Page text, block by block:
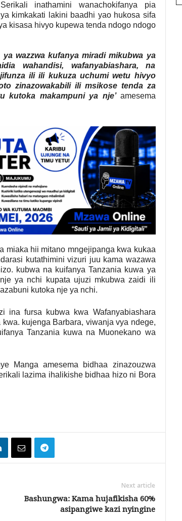
inathamini wanachokifanya pia
kimkakati lakini baadhi yao hukosa sifa
kisasa hivyo kupewa tenda ndogo ndogo
wazzwa kufanya miradi mikubwa ya
wahandisi, wafanyabiashara, na
ili ili kukuza uchumi wetu hivyo
zinazowakabili ili msikose tenda za
kutoka makampuni ya nje’ amesema
miaka hii mitano mngejipanga kwa kukaa
kutathimini vizuri juu kama wazawa
kubwa na kuifanya Tanzania kuwa ya
ya nchi kupata ujuzi mkubwa zaidi ili
kutoka nje ya nchi.
ina fursa kubwa kwa Wafanyabiashara
kujenga Barbara, viwanja vya ndege,
Tanzania kuwa na Muonekano wa
Manga amesema bidhaa zinazouzwa
lazima ihalikishe bidhaa hizo ni Bora
Next article
Bashungwa: Kama hujafikisha 60%
asipangiwe kazi nyingine